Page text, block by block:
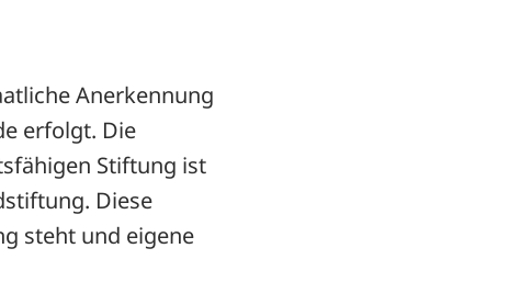
Anerkennung
erfolgt. Die
Stiftung ist
Diese
steht und eigene